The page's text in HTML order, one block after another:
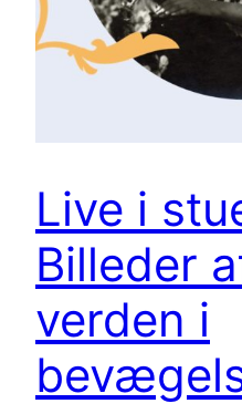
Live i
Billeder
verden i